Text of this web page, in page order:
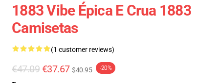
1883 Vibe Épica E Crua 1883
Camisetas
(1 customer reviews)
€47.09 €37.67 $40.95 -20%